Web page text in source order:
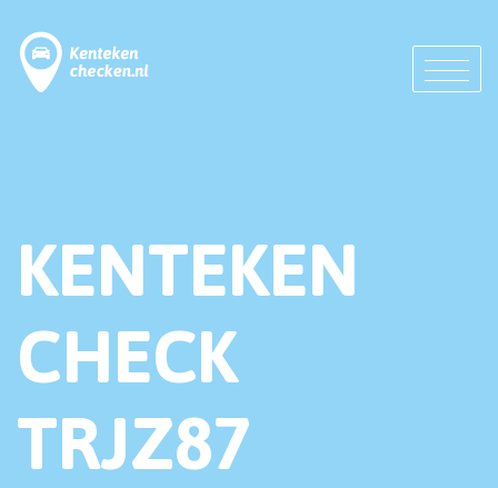
KENTEKEN
CHECK
TRJZ87